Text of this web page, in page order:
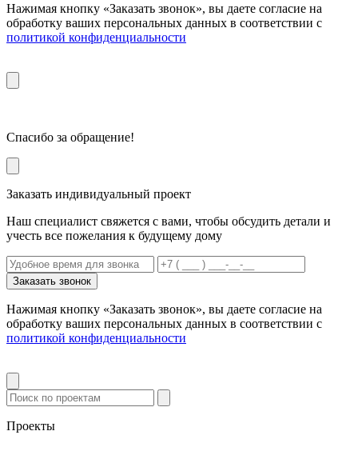
Нажимая кнопку «Заказать звонок», вы даете согласие на
обработку ваших персональных данных в соответствии с
политикой конфиденциальности
Спасибо за обращение!
Заказать индивидуальный проект
Наш специалист свяжется с вами, чтобы обсудить детали и
учесть все пожелания к будущему дому
Заказать звонок
Нажимая кнопку «Заказать звонок», вы даете согласие на
обработку ваших персональных данных в соответствии с
политикой конфиденциальности
Проекты